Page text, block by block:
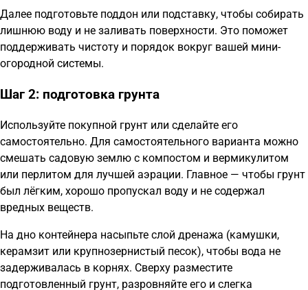
Далее подготовьте поддон или подставку, чтобы собирать
лишнюю воду и не заливать поверхности. Это поможет
поддерживать чистоту и порядок вокруг вашей мини-
огородной системы.
Шаг 2: подготовка грунта
Используйте покупной грунт или сделайте его
самостоятельно. Для самостоятельного варианта можно
смешать садовую землю с компостом и вермикулитом
или перлитом для лучшей аэрации. Главное — чтобы грунт
был лёгким, хорошо пропускал воду и не содержал
вредных веществ.
На дно контейнера насыпьте слой дренажа (камушки,
керамзит или крупнозернистый песок), чтобы вода не
задерживалась в корнях. Сверху разместите
подготовленный грунт, разровняйте его и слегка